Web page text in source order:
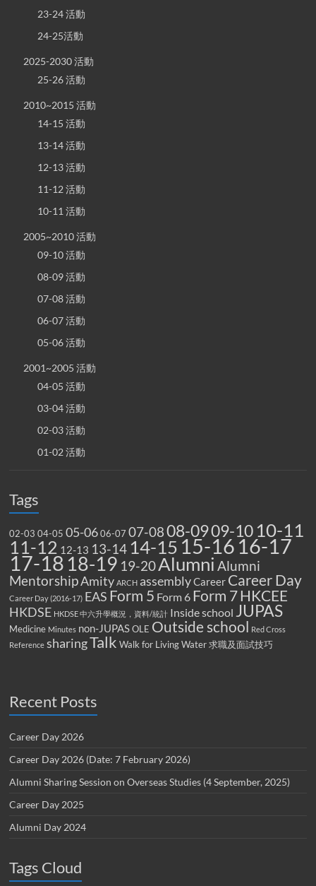
23-24 活動
24-25活動
2025-2030 活動
25-26 活動
2010~2015 活動
14-15 活動
13-14 活動
12-13 活動
11-12 活動
10-11 活動
2005~2010 活動
09-10 活動
08-09 活動
07-08 活動
06-07 活動
05-06 活動
2001~2005 活動
04-05 活動
03-04 活動
02-03 活動
01-02 活動
Tags
02-03 04-05 05-06 06-07 07-0808-0909-10 10-11
11-12 12-13 13-14 14-15 15-16 16-17
17-18 18-19 19-20Alumni Alumni
MentorshipAmity ARCH assemblyCareer Career Day
Career Day (2016-17) EAS Form 5 Form 6 Form 7HKCEE
HKDSE HKDSE 中六升學概況，資料/統計 Inside school JUPAS
Medicine Minutes non-JUPAS OLE Outside school
Red Cross
Reference sharingTalk Walk for Living Water 求職及面試技巧
Recent Posts
Career Day 2026
Career Day 2026 (Date: 7 February 2026)
Alumni Sharing Session on Overseas Studies (4 September, 2025)
Career Day 2025
Alumni Day 2024
Tags Cloud